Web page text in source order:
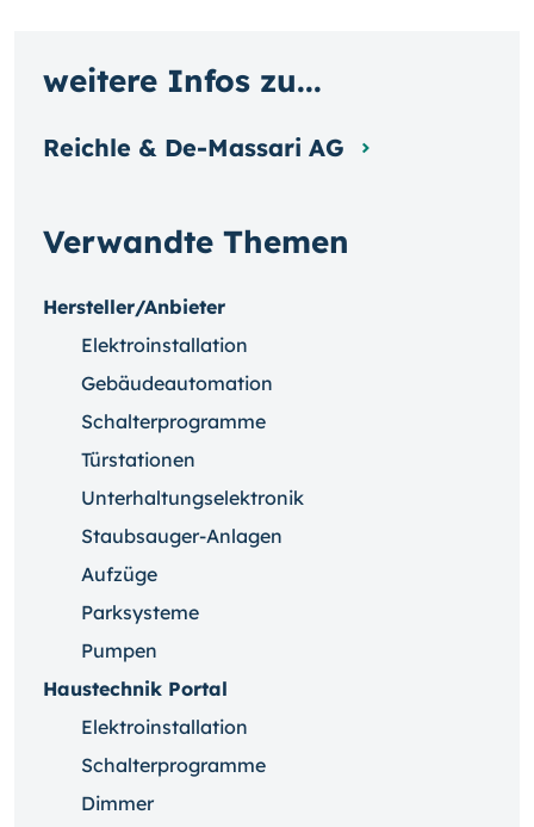
Verwandte Themen
Hersteller/Anbieter
Elektroinstallation
Gebäudeautomation
Schalterprogramme
Türstationen
Unterhaltungselektronik
Staubsauger-Anlagen
Aufzüge
Parksysteme
Pumpen
Haustechnik Portal
Elektroinstallation
Schalterprogramme
Dimmer
weitere Infos zu...
Reichle & De-Massari AG